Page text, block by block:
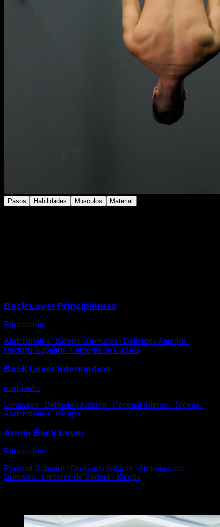
Pasos Habilidades Músculos Material
Back Lever Principiantes
Principiante
Abdominales ∙ Bíceps ∙ Dorsales ∙ Deltoides Anterior ∙
Pectoral Superior ∙ Flexores de Cadera
Back Lever Intermedios
Intermedio
Lumbares ∙ Deltoides Anterior ∙ Pectoral Inferior ∙ Tríceps ∙
Abdominales ∙ Bíceps
Armin Back Lever
Principiante
Pectoral Superior ∙ Deltoides Anterior ∙ Abdominales ∙
Dorsales ∙ Flexores de Cadera ∙ Bíceps